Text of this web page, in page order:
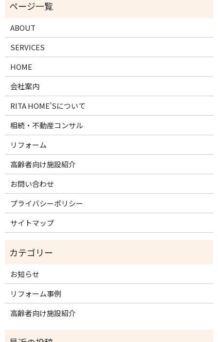
ABOUT
SERVICES
HOME
会社案内
RITA HOME’Sについて
相続・不動産コンサル
リフォーム
高齢者向け施設紹介
お問い合わせ
プライバシーポリシー
サイトマップ
お知らせ
リフォーム事例
高齢者向け施設紹介